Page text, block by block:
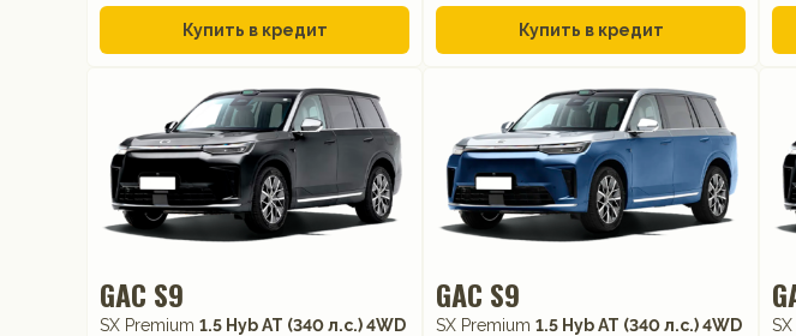
Купить в кредит Купить в кредит
GAC S9
SX Premium 1.5 Hyb AT (340 л.с.) 4WD
GAC S9
SX Premium 1.5 Hyb AT (340 л.с.) 4WD